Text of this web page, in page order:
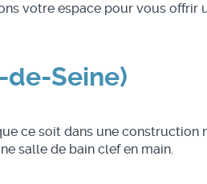
votre espace pour vous offrir
de-Seine)
ce soit dans une construction
salle de bain clef en main.